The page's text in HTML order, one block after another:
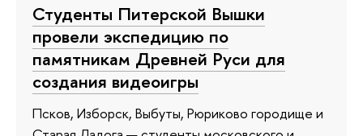
Студенты Питерской Вышки
провели экспедицию по
памятникам Древней Руси для
создания видеоигры
Псков, Изборск, Выбуты, Рюриково городище и